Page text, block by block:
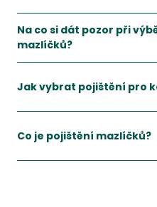
Na co si dát pozor při
mazlíčků?
Hlavně na výluky, čekací
Jak vybrat pojištění pro
Při výběru pojištění pro
Co je pojištění mazlíčků?
Jde o pojištění určené pro